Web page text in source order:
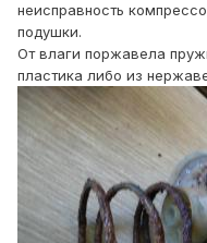
неисправность
подушки.
От влаги поржавела
пластика либо из